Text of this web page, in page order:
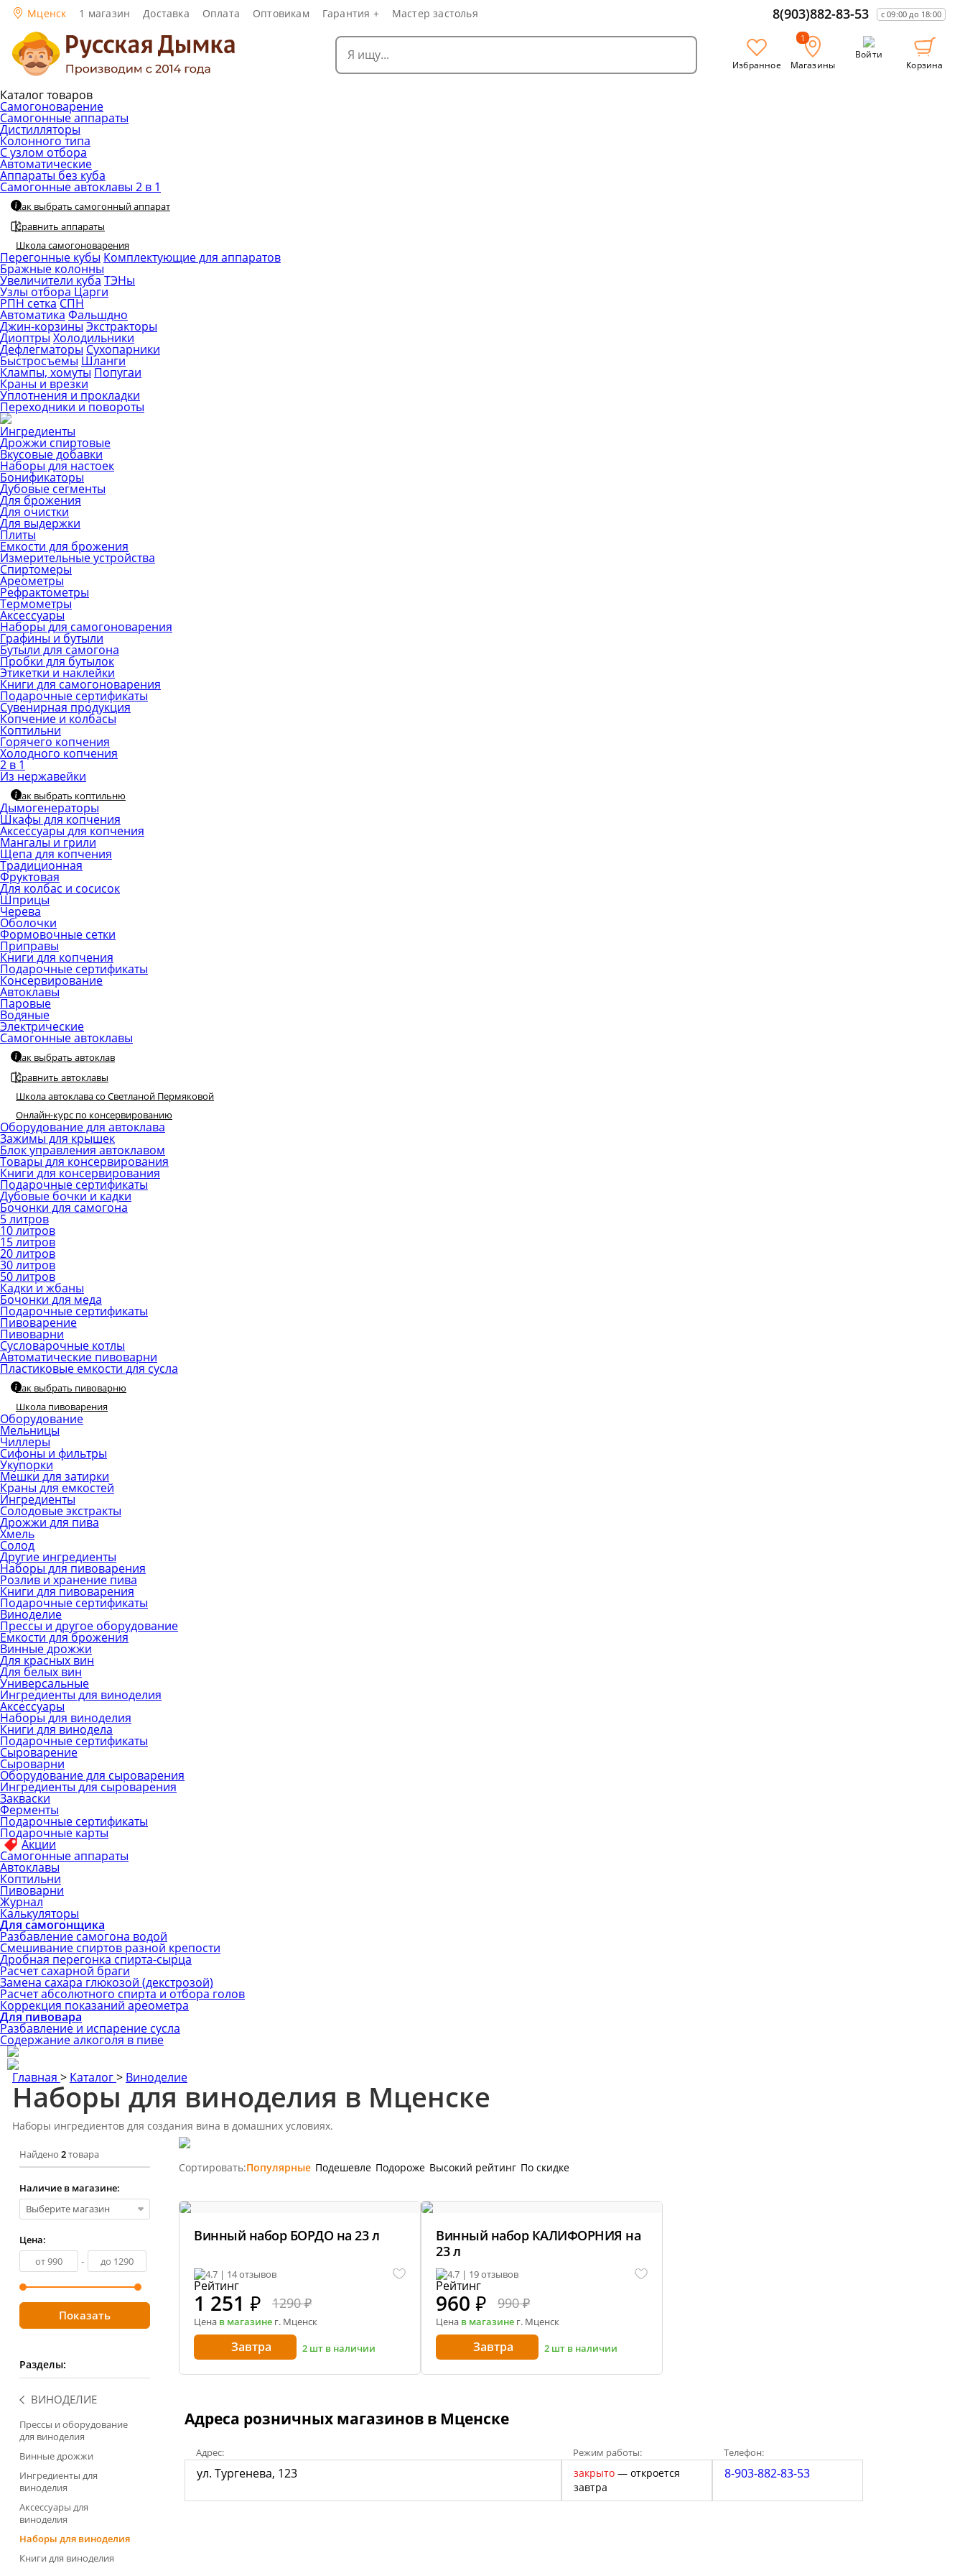
Мценск 1 магазин Доставка Оплата Оптовикам Гарантия + Мастер застолья 8(903)882-83-53 с 09:00 до 18:00
Избранное Магазины
1
Войти
Корзина
Каталог товаров
Самогоноварение
Самогонные аппараты
Дистилляторы
Колонного типа
С узлом отбора
Автоматические
Аппараты без куба
Самогонные автоклавы 2 в 1
Как выбрать самогонный аппарат
Сравнить аппараты
Школа самогоноварения
Перегонные кубы Комплектующие для аппаратов
Бражные колонны
Увеличители куба ТЭНы
Узлы отбора Царги
РПН сетка СПН
Автоматика Фальшдно
Джин-корзины Экстракторы
Диоптры Холодильники
Дефлегматоры Сухопарники
Быстросъемы Шланги
Клампы, хомуты Попугаи
Краны и врезки
Уплотнения и прокладки
Переходники и повороты
Ингредиенты
Дрожжи спиртовые
Вкусовые добавки
Наборы для настоек
Бонификаторы
Дубовые сегменты
Для брожения
Для очистки
Для выдержки
Плиты
Емкости для брожения
Измерительные устройства
Спиртомеры
Ареометры
Рефрактометры
Термометры
Аксессуары
Наборы для самогоноварения
Графины и бутыли
Бутыли для самогона
Пробки для бутылок
Этикетки и наклейки
Книги для самогоноварения
Подарочные сертификаты
Сувенирная продукция
Копчение и колбасы
Коптильни
Горячего копчения
Холодного копчения
2 в 1
Из нержавейки
Как выбрать коптильню
Дымогенераторы
Шкафы для копчения
Аксессуары для копчения
Мангалы и грили
Щепа для копчения
Традиционная
Фруктовая
Для колбас и сосисок
Шприцы
Черева
Оболочки
Формовочные сетки
Приправы
Книги для копчения
Подарочные сертификаты
Консервирование
Автоклавы
Паровые
Водяные
Электрические
Самогонные автоклавы
Как выбрать автоклав
Сравнить автоклавы
Школа автоклава со Светланой Пермяковой
Онлайн-курс по консервированию
Оборудование для автоклава
Зажимы для крышек
Блок управления автоклавом
Товары для консервирования
Книги для консервирования
Подарочные сертификаты
Дубовые бочки и кадки
Бочонки для самогона
5 литров
10 литров
15 литров
20 литров
30 литров
50 литров
Кадки и жбаны
Бочонки для меда
Подарочные сертификаты
Пивоварение
Пивоварни
Сусловарочные котлы
Автоматические пивоварни
Пластиковые емкости для сусла
Как выбрать пивоварню
Школа пивоварения
Оборудование
Мельницы
Чиллеры
Сифоны и фильтры
Укупорки
Мешки для затирки
Краны для емкостей
Ингредиенты
Солодовые экстракты
Дрожжи для пива
Хмель
Солод
Другие ингредиенты
Наборы для пивоварения
Розлив и хранение пива
Книги для пивоварения
Подарочные сертификаты
Виноделие
Прессы и другое оборудование
Емкости для брожения
Винные дрожжи
Для красных вин
Для белых вин
Универсальные
Ингредиенты для виноделия
Аксессуары
Наборы для виноделия
Книги для винодела
Подарочные сертификаты
Сыроварение
Сыроварни
Оборудование для сыроварения
Ингредиенты для сыроварения
Закваски
Ферменты
Подарочные сертификаты
Подарочные карты
Акции
Самогонные аппараты
Автоклавы
Коптильни
Пивоварни
Журнал
Калькуляторы
Для самогонщика
Разбавление самогона водой
Смешивание спиртов разной крепости
Дробная перегонка спирта-сырца
Расчет сахарной браги
Замена сахара глюкозой (декстрозой)
Расчет абсолютного спирта и отбора голов
Коррекция показаний ареометра
Для пивовара
Разбавление и испарение сусла
Содержание алкоголя в пиве
Главная > Каталог> Виноделие
Наборы для виноделия в Мценске
Наборы ингредиентов для создания вина в домашних условиях.
Найдено 2товара
Наличие в магазине:
Выберите магазин
Цена:
-
Разделы:
ВИНОДЕЛИЕ
Прессы и оборудование
для виноделия
Винные дрожжи
Ингредиенты для
виноделия
Аксессуары для
виноделия
Наборы для виноделия
Книги для виноделия
Сортировать:Популярные Подешевле Подороже Высокий рейтинг По скидке
Винный набор БОРДО на 23 л
4.7 | 14 отзывов
1 251 ₽ 1290 ₽
Цена в магазине г. Мценск
Завтра 2 шт в наличии
Винный набор КАЛИФОРНИЯ на
23 л
4.7 | 19 отзывов
960 ₽ 990 ₽
Цена в магазине г. Мценск
Завтра 2 шт в наличии
Адреса розничных магазинов в Мценске
Адрес: Режим работы: Телефон:
ул. Тургенева, 123 закрыто — откроется
завтра
8-903-882-83-53